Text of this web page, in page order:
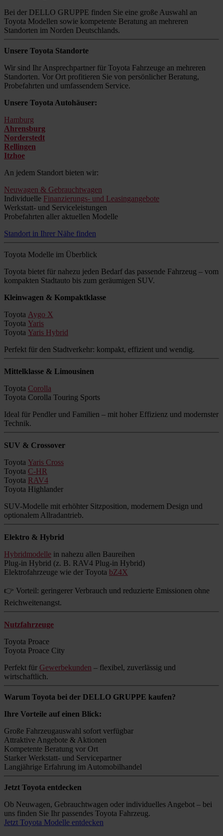
Bei der DELLO GRUPPE finden Sie eine große Auswahl an
Toyota Modellen sowie kompetente Beratung an mehreren
Standorten im Norden Deutschlands.
Unsere Toyota Standorte
Wir sind Ihr Ansprechpartner für Toyota Fahrzeuge an mehreren
Standorten. Vor Ort profitieren Sie von persönlicher Beratung,
Probefahrten und umfassendem Service.
Unsere Toyota Autohäuser:
Hamburg
Ahrensburg
Norderstedt
Rellingen
Itzhoe
An jedem Standort bieten wir:
Neuwagen & Gebrauchtwagen
Individuelle Finanzierungs- und Leasingangebote
Werkstatt- und Serviceleistungen
Probefahrten aller aktuellen Modelle
Standort in Ihrer Nähe finden
Toyota Modelle im Überblick
Toyota bietet für nahezu jeden Bedarf das passende Fahrzeug – vom
kompakten Stadtauto bis zum geräumigen SUV.
Kleinwagen & Kompaktklasse
Toyota Aygo X
Toyota Yaris
Toyota Yaris Hybrid
Perfekt für den Stadtverkehr: kompakt, effizient und wendig.
Mittelklasse & Limousinen
Toyota Corolla
Toyota Corolla Touring Sports
Ideal für Pendler und Familien – mit hoher Effizienz und modernster
Technik.
SUV & Crossover
Toyota Yaris Cross
Toyota C-HR
Toyota RAV4
Toyota Highlander
SUV-Modelle mit erhöhter Sitzposition, modernem Design und
optionalem Allradantrieb.
Elektro & Hybrid
Hybridmodelle in nahezu allen Baureihen
Plug-in Hybrid (z. B. RAV4 Plug-in Hybrid)
Elektrofahrzeuge wie der Toyota bZ4X
👉 Vorteil: geringerer Verbrauch und reduzierte Emissionen ohne
Reichweitenangst.
Nutzfahrzeuge
Toyota Proace
Toyota Proace City
Perfekt für Gewerbekunden – flexibel, zuverlässig und
wirtschaftlich.
Warum Toyota bei der DELLO GRUPPE kaufen?
Ihre Vorteile auf einen Blick:
Große Fahrzeugauswahl sofort verfügbar
Attraktive Angebote & Aktionen
Kompetente Beratung vor Ort
Starker Werkstatt- und Servicepartner
Langjährige Erfahrung im Automobilhandel
Jetzt Toyota entdecken
Ob Neuwagen, Gebrauchtwagen oder individuelles Angebot – bei
uns finden Sie Ihr passendes Toyota Fahrzeug.
Jetzt Toyota Modelle entdecken